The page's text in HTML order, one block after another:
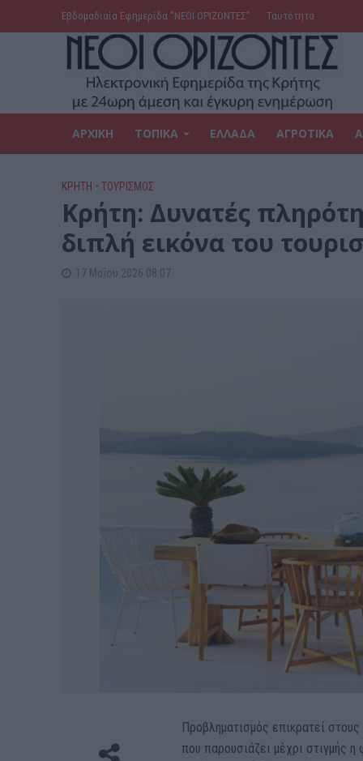
Εβδομαδιαία Εφημερίδα ‘’ΝΕΟΙ ΟΡΙΖΟΝΤΕΣ’’ Ταυτότητα
ΑΡΧΙΚΗ ΤΟΠΙΚΑ ΕΛΛΑΔΑ ΑΓΡΟΤΙΚΑ
ΚΡΗΤΗ • ΤΟΥΡΙΣΜΟΣ
Κρήτη: Δυνατές
διπλή εικόνα του
17 Μαΐου 2026 08:07
Προβληματισμός επικρατεί
που παρουσιάζει μέχρι στιγμής η